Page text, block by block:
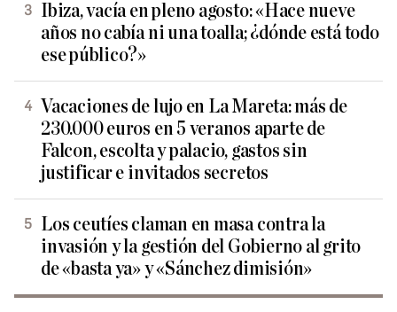
Ibiza, vacía en pleno agosto: «Hace nueve
años no cabía ni una toalla; ¿dónde está todo
ese público?»
Vacaciones de lujo en La Mareta: más de
230.000 euros en 5 veranos aparte de
Falcon, escolta y palacio, gastos sin
justificar e invitados secretos
Los ceutíes claman en masa contra la
invasión y la gestión del Gobierno al grito
de «basta ya» y «Sánchez dimisión»